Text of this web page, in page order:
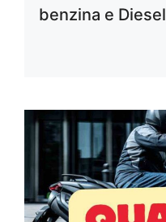
benzina e Diesel